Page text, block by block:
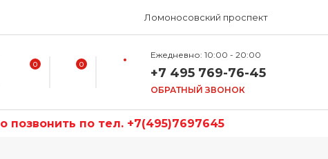
Ломоносовский проспект
0 0
Ежедневно: 10:00 - 20:00
+7 495 769-76-45
ОБРАТНЫЙ ЗВОНОК
по тел. +7(495)7697645